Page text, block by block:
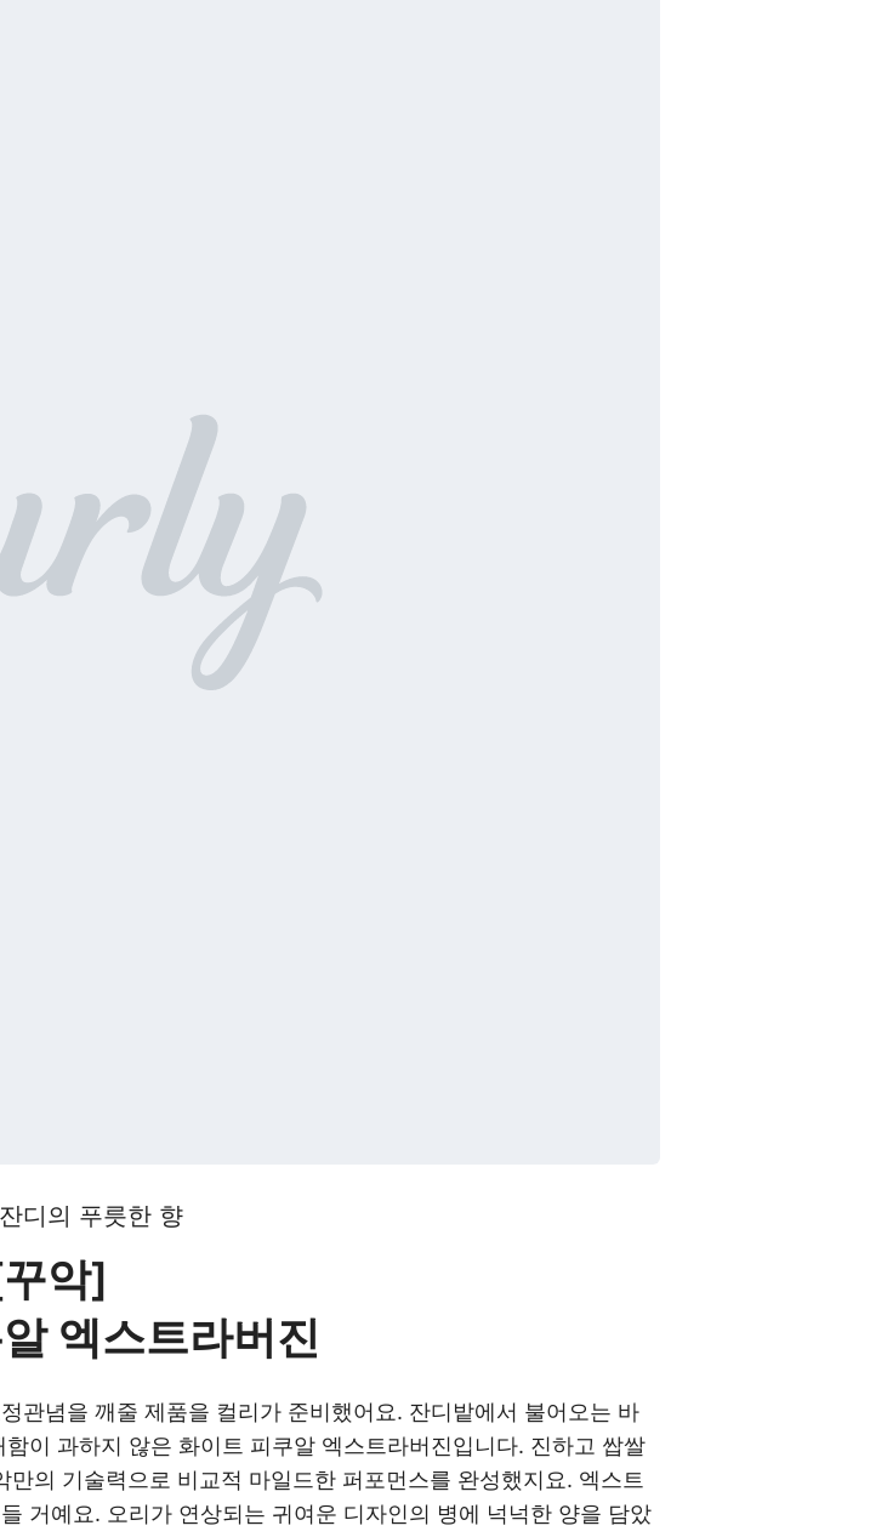
디의 푸릇한 향
악]
엑스트라버진
관념을 깨줄 제품을 컬리가 준비했어요. 잔디밭에서 불어오는 바
이 과하지 않은 화이트 피쿠알 엑스트라버진입니다. 진하고 쌉쌀
의 기술력으로 비교적 마일드한 퍼포먼스를 완성했지요. 엑스트
거예요. 오리가 연상되는 귀여운 디자인의 병에 넉넉한 양을 담았